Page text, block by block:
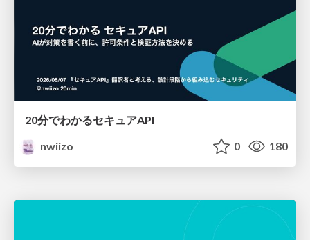
20分でわかるセキュアAPI
nwiizo
0 180